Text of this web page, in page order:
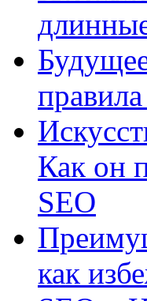
Как он
SEO
как